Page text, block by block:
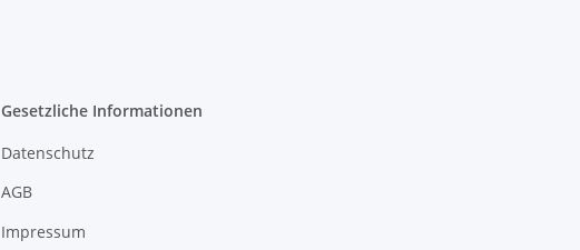
Gesetzliche Informationen
Datenschutz
AGB
Impressum